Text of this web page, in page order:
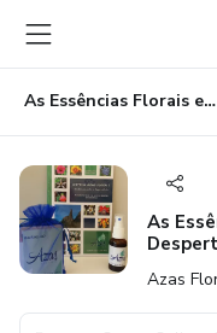
para
o
conteúdo
principal
para
o
pagamento
para
o
rodapé
As Essências Florais e as Cores no Despertar da Consciência
As
Azas